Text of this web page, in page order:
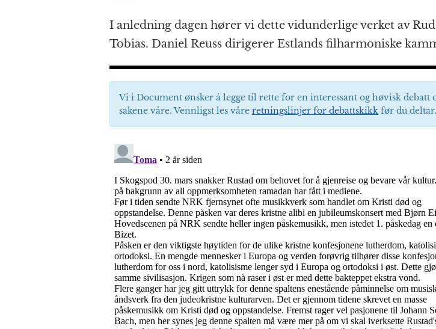
I anledning dagen hører vi dette vidunderlige verket av
Tobias. Daniel Reuss dirigerer Estlands filharmoniske
Vi i Document ønsker å legge til rette for en interessant og høvisk debatt
sakene våre. Vennligst les våre retningslinjer for debattskikk før du deltar.